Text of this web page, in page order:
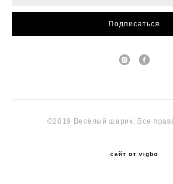
Подписаться
©2019 Весёлый шарик. Все
сайт от vigbo